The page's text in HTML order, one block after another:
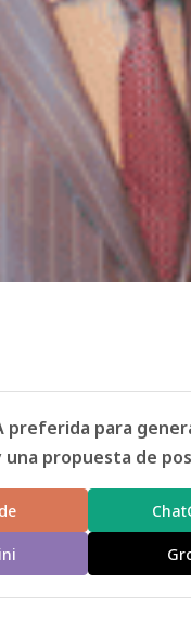
preferida para
propuesta de